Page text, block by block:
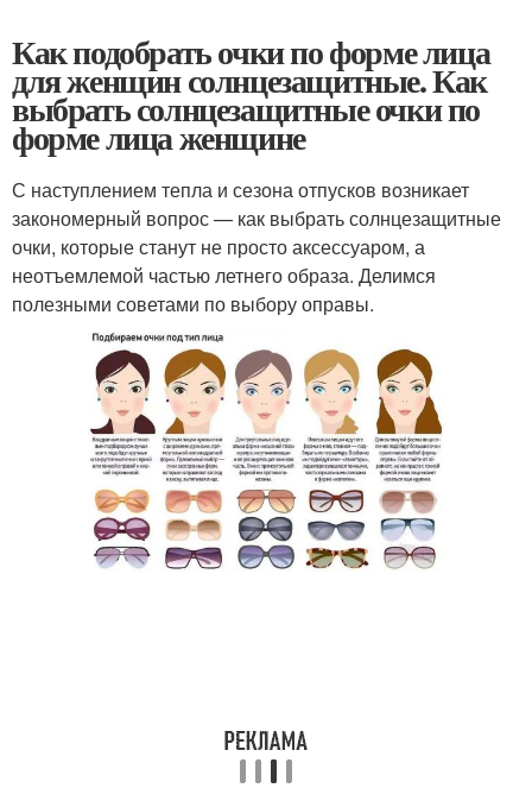
Как подобрать очки по форме лица
для женщин солнцезащитные. Как
выбрать солнцезащитные очки по
форме лица женщине
С наступлением тепла и сезона отпусков возникает
закономерный вопрос — как выбрать солнцезащитные
очки, которые станут не просто аксессуаром, а
неотъемлемой частью летнего образа. Делимся
полезными советами по выбору оправы.